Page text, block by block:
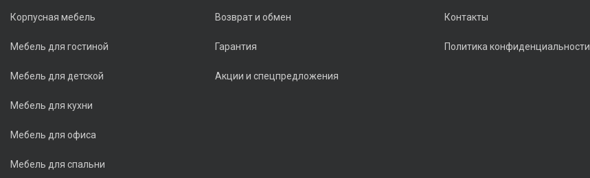
Корпусная мебель
Мебель для гостиной
Мебель для детской
Мебель для кухни
Мебель для офиса
Мебель для спальни
Возврат и обмен
Гарантия
Акции и спецпредложения
Контакты
Политика конфиденциальности